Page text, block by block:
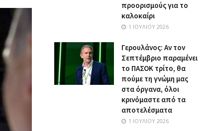
προορισμούς για το
καλοκαίρι
1 ΙΟΥΛΊΟΥ 2026
Γερουλάνος: Αν τον
Σεπτέμβριο παραμένει
το ΠΑΣΟΚ τρίτο, θα
πούμε τη γνώμη μας
στα όργανα, όλοι
κρινόμαστε από τα
αποτελέσματα
1 ΙΟΥΛΊΟΥ 2026